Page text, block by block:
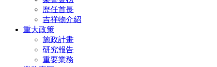
歷任首長
吉祥物介紹
重大政策
施政計畫
研究報告
重要業務